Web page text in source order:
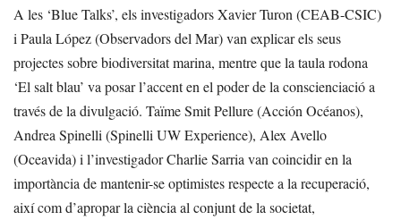
A les ‘Blue Talks’, els investigadors Xavier Turon (CEAB-CSIC)
i Paula López (Observadors del Mar) van explicar els seus
projectes sobre biodiversitat marina, mentre que la taula rodona
‘El salt blau’ va posar l’accent en el poder de la conscienciació a
través de la divulgació. Taïme Smit Pellure (Acción Océanos),
Andrea Spinelli (Spinelli UW Experience), Alex Avello
(Oceavida) i l’investigador Charlie Sarria van coincidir en la
importància de mantenir-se optimistes respecte a la recuperació,
així com d’apropar la ciència al conjunt de la societat,